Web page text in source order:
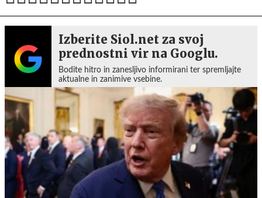
Izberite Siol.net za svoj
prednostni vir na Googlu.
Bodite hitro in zanesljivo informirani ter spremljajte
aktualne in zanimive vsebine.